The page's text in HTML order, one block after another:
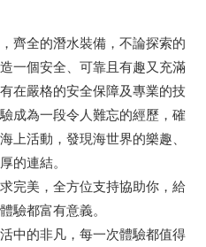
齊全的潛水裝備，不論探索的
一個安全、可靠且有趣又充滿
在嚴格的安全保障及專業的技
成為一段令人難忘的經歷，確
上活動，發現海世界的樂趣、
的連結。
完美，全方位支持協助你，給
驗都富有意義。
中的非凡，每一次體驗都值得